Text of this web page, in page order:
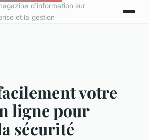
d'information sur
et la gestion
votre
ligne pour
sécurité